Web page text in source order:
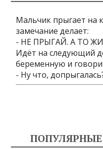
Мальчик прыгает на
замечание делает:
- НЕ ПРЫГАЙ. А ТО
Идёт на следующий
беременную и
- Ну что,